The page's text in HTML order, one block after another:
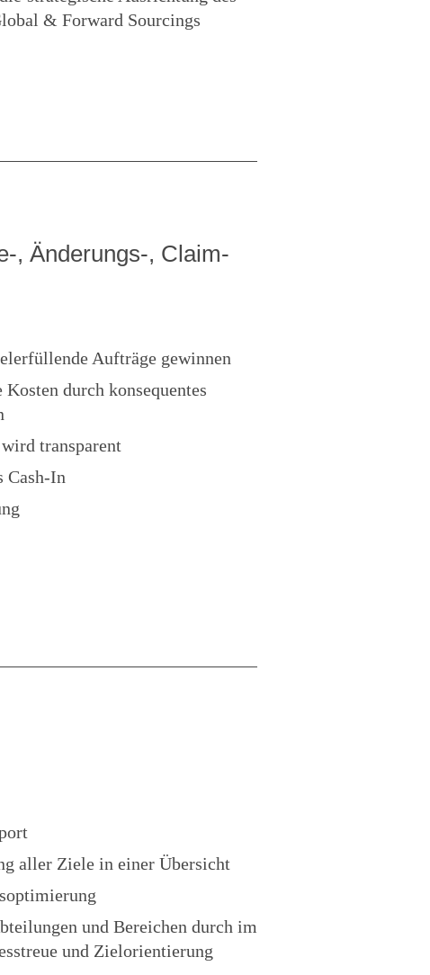
& Forward Sourcings
, Änderungs-, Claim-
Aufträge gewinnen
durch konsequentes
transparent
Cash-In
aller Ziele in einer Übersicht
und Bereichen durch im
und Zielorientierung